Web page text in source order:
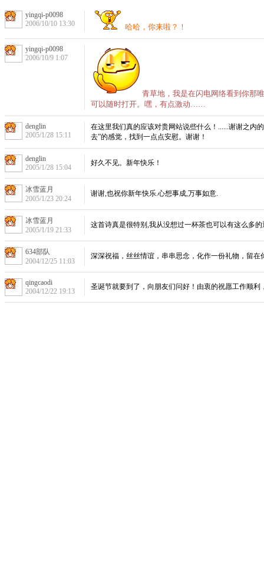
yingqi-p0098
2006/10/10 13:30
哈哈，你来啦？！
yingqi-p0098
2006/10/9 1:07
青草地，我是在闪电网络看到你那
可以随时打开。嘿，有点激动……
denglin
2005/1/28 15:11
在这里我们真的应该对贵网站说些什么！......谢谢之内
去”的感觉，找到一点点安慰。谢谢！
denglin
2005/1/28 15:04
好久不见。新年快乐！
冰雪蓝月
2005/1/23 20:24
谢谢,也祝你新年快乐.心想事成,万事如意.
冰雪蓝月
2005/1/19 21:33
这首诗真是很特别,我从没想过一杯茶也可以有这么多
634部队
2004/12/25 11:03
深深祝福，丝丝情谊，串串思念，化作一份礼物，留
qingcaodi
2004/12/22 19:13
圣诞节就要到了，向朋友们问好！由衷的祝愿工作顺利